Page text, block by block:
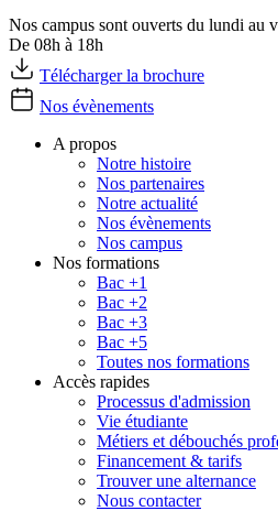
Nos campus sont ouverts du lundi au
De 08h à 18h
Télécharger la brochure
Nos évènements
A propos
Notre histoire
Nos partenaires
Notre actualité
Nos évènements
Nos campus
Nos formations
Bac +1
Bac +2
Bac +3
Bac +5
Toutes nos formations
Accès rapides
Processus d'admission
Vie étudiante
Métiers et débouchés
Financement & tarifs
Trouver une alternance
Nous contacter